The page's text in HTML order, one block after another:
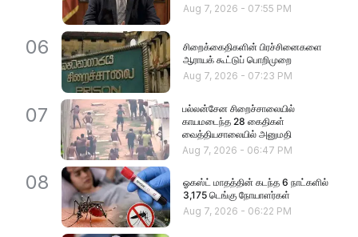
Aug 7, 2026 - 07:55 PM
06
சிறைக்கைதிகளின் பிரச்சினைகளை
ஆராயக் கூட்டுப் பொறிமுறை
Aug 7, 2026 - 07:23 PM
07
பல்லன்சேன சிறைச்சாலையில்
காயமடைந்த 28 கைதிகள்
வைத்தியசாலையில் அனுமதி
Aug 7, 2026 - 06:47 PM
08
ஓகஸ்ட் மாதத்தின் கடந்த 6 நாட்களில்
3,175 டெங்கு நோயாளர்கள்
Aug 7, 2026 - 06:22 PM